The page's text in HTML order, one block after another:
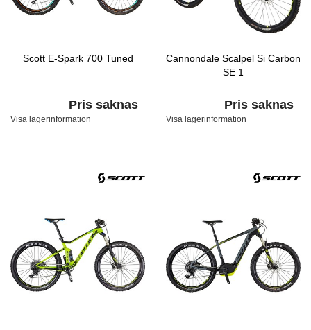
Scott E-Spark 700 Tuned
Pris saknas
Visa lagerinformation
Cannondale Scalpel Si Carbon
SE 1
Pris saknas
Visa lagerinformation